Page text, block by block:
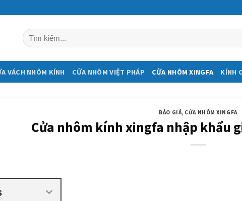
Tìm
kiếm:
VÁCH NHÔM KÍNH CỬA NHÔM VIỆT PHÁP CỬA NHÔM XINGFA KÍNH
BÁO GIÁ, CỬA NHÔM XINGFA
Cửa nhôm kính xingfa nhập khẩu